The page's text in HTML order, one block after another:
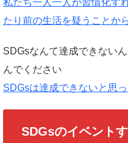
たり前の生活を疑うことか
SDGsなんて達成できない
んでください
SDGsは達成できないと思
SDGsのイベント